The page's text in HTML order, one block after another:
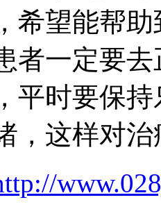
希望能帮
者一定要
平时要保
，这样对